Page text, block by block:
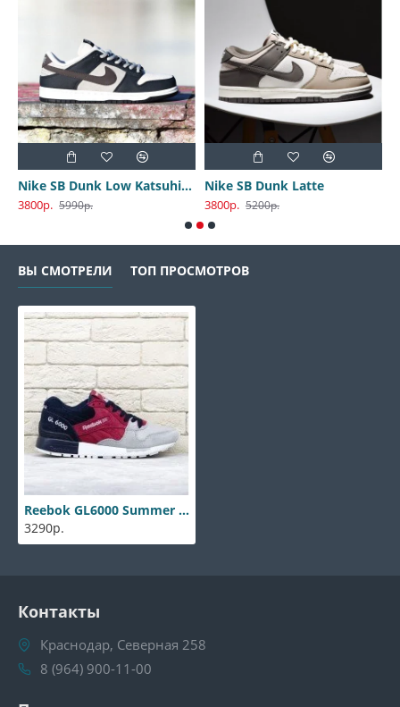
Nike SB Dunk Low Katsuhiro Otomo
3800р. 5990р.
Nike SB Dunk Latte
3800р. 5200р.
ВЫ СМОТРЕЛИ ТОП ПРОСМОТРОВ
Reebok GL6000 Summer in New England
3290р.
Контакты
Краснодар, Северная 258
8 (964) 900-11-00